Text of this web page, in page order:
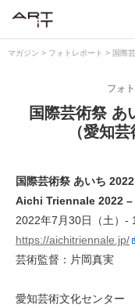
マガジン > フォトレポート > 国際
フォ
国際芸術祭 あ
（愛知
国際芸術祭 あいち
Aichi Triennale 2022 –
2022年7月30日（土）-
https://aichitriennale.jp/
芸術監督：片岡真実
愛知芸術文化センター